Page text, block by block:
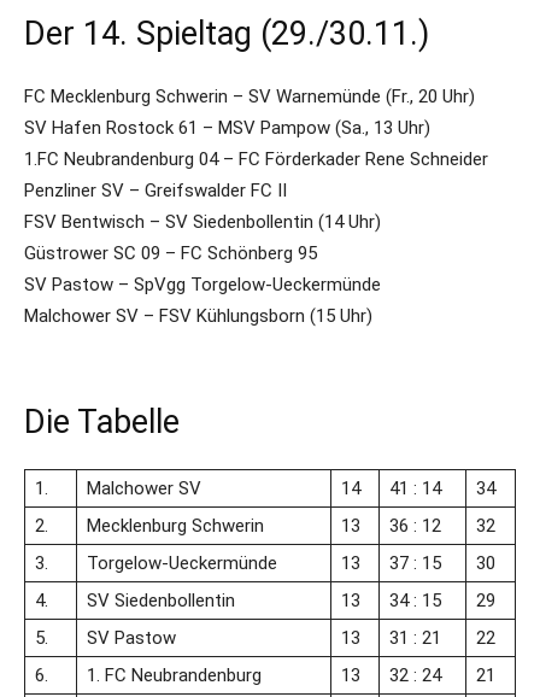
Der 14. Spieltag (29./30.11.)
FC Mecklenburg Schwerin – SV Warnemünde (Fr., 20 Uhr)
SV Hafen Rostock 61 – MSV Pampow (Sa., 13 Uhr)
1.FC Neubrandenburg 04 – FC Förderkader Rene Schneider
Penzliner SV – Greifswalder FC II
FSV Bentwisch – SV Siedenbollentin (14 Uhr)
Güstrower SC 09 – FC Schönberg 95
SV Pastow – SpVgg Torgelow-Ueckermünde
Malchower SV – FSV Kühlungsborn (15 Uhr)
Die Tabelle
1. Malchower SV 14 41 : 14
34
2.
Mecklenburg Schwerin 13 36 : 12
32
3.
Torgelow-Ueckermünde 13 37 : 15
30
4.
SV Siedenbollentin 13 34 : 15
29
5.
SV Pastow 13 31 : 21
22
6.
1. FC Neubrandenburg 13 32 : 24
21